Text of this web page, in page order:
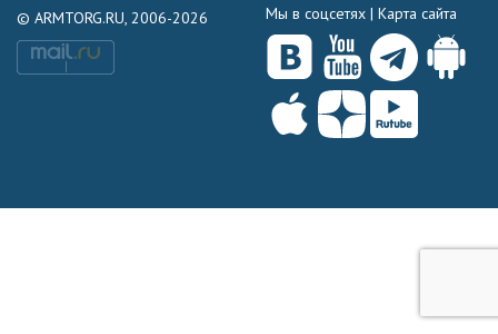
© ARMTORG.RU, 2006-2026 Мы в соцсетях | Карта сайта